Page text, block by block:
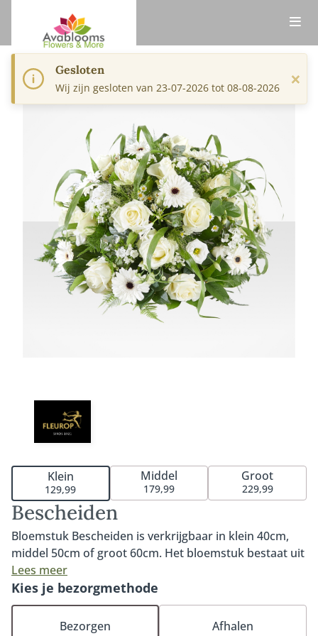
Bescheiden
Bloemstuk Bescheiden is verkrijgbaar in klein 40cm,
middel 50cm of groot 60cm. Het bloemstuk bestaat uit
verschillende witte bloemen en heeft een klassieke en
tijdloze uitstraling waardoor het rouwstuk geschikt is
voor elk afscheid. Het biedermeier rouwstuk
Bescheiden is een compact en tijdloos bloemstuk. Het
Lees meer
Klein
129,99
Middel
179,99
Groot
229,99
Kies je bezorgmethode
Bezorgen Afhalen
Gesloten
Wij zijn gesloten van 23-07-2026 tot 08-08-2026 ×